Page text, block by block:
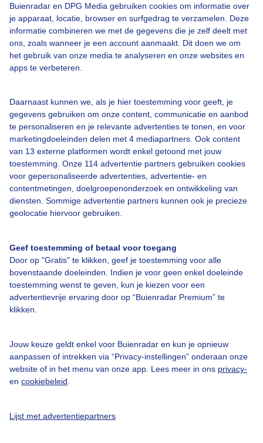
Buienradar en DPG Media gebruiken cookies om informatie over
je apparaat, locatie, browser en surfgedrag te verzamelen. Deze
informatie combineren we met de gegevens die je zelf deelt met
ons, zoals wanneer je een account aanmaakt. Dit doen we om
het gebruik van onze media te analyseren en onze websites en
apps te verbeteren.
Daarnaast kunnen we, als je hier toestemming voor geeft, je
gegevens gebruiken om onze content, communicatie en aanbod
te personaliseren en je relevante advertenties te tonen, en voor
marketingdoeleinden delen met 4 mediapartners. Ook content
van 13 externe platformen wordt enkel getoond met jouw
toestemming. Onze 114 advertentie partners gebruiken cookies
voor gepersonaliseerde advertenties, advertentie- en
contentmetingen, doelgroepenonderzoek en ontwikkeling van
diensten. Sommige advertentie partners kunnen ook je precieze
geolocatie hiervoor gebruiken.
Geef toestemming of betaal voor toegang
Door op "Gratis" te klikken, geef je toestemming voor alle
bovenstaande doeleinden. Indien je voor geen enkel doeleinde
toestemming wenst te geven, kun je kiezen voor een
advertentievrije ervaring door op “Buienradar Premium” te
klikken.
Jouw keuze geldt enkel voor Buienradar en kun je opnieuw
aanpassen of intrekken via “Privacy-instellingen” onderaan onze
website of in het menu van onze app. Lees meer in ons privacy-
en cookiebeleid
Lijst met advertentiepartners
Over Buienradar
Bedrijfsgegevens
Veelgestelde vragen
Toegankelijkheid
Gebruikersvoorwaarden
Adverteren
Cookie beleid
Privacy instellingen